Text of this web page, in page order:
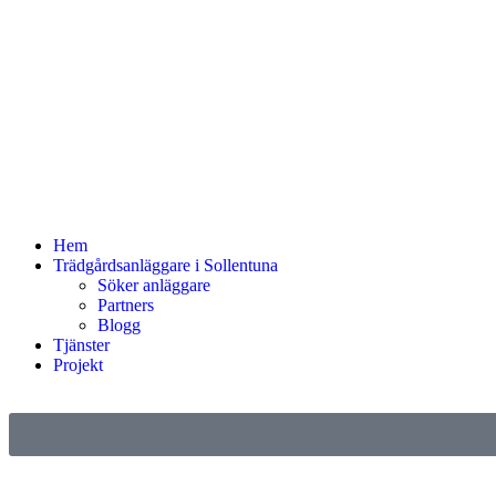
Hem
Trädgårdsanläggare i Sollentuna
Söker anläggare
Partners
Blogg
Tjänster
Projekt